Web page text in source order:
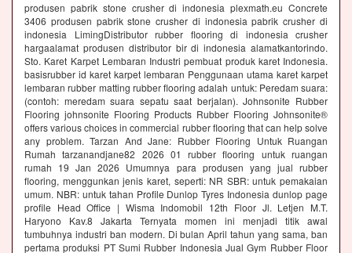
produsen pabrik stone crusher di indonesia plexmath.eu Concrete
3406 produsen pabrik stone crusher di indonesia pabrik crusher di
indonesia LimingDistributor rubber flooring di indonesia crusher
hargaalamat produsen distributor bir di indonesia alamatkantorindo.
Sto. Karet Karpet Lembaran Industri pembuat produk karet Indonesia.
basisrubber id karet karpet lembaran Penggunaan utama karet karpet
lembaran rubber matting rubber flooring adalah untuk: Peredam suara:
(contoh: meredam suara sepatu saat berjalan). Johnsonite Rubber
Flooring johnsonite Flooring Products Rubber Flooring Johnsonite®
offers various choices in commercial rubber flooring that can help solve
any problem. Tarzan And Jane: Rubber Flooring Untuk Ruangan
Rumah tarzanandjane82 2026 01 rubber flooring untuk ruangan
rumah 19 Jan 2026 Umumnya para produsen yang jual rubber
flooring, menggunkan jenis karet, seperti: NR SBR: untuk pemakaian
umum. NBR: untuk tahan Profile Dunlop Tyres Indonesia dunlop page
profile Head Office | Wisma Indomobil 12th Floor Jl. Letjen M.T.
Haryono Kav.8 Jakarta Ternyata momen ini menjadi titik awal
tumbuhnya industri ban modern. Di bulan April tahun yang sama, ban
pertama produksi PT Sumi Rubber Indonesia Jual Gym Rubber Floor